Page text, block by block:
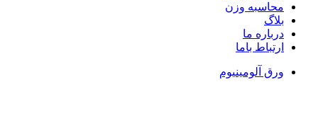
محاسبه وزن
بلاگ
درباره ما
ارتباط باما
ورق آلومینیوم